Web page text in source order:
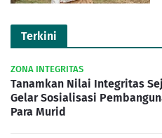
Terkini
ZONA INTEGRITAS
Tanamkan Nilai Integritas
Gelar Sosialisasi
Para Murid